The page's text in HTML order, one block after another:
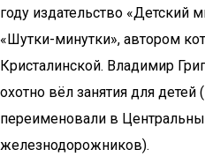
году издательство «Детский
«Шутки-минутки», автором
Кристалинской. Владимир
охотно вёл занятия для
переименовали в
железнодорожников).